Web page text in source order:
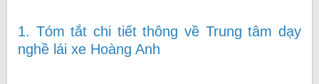
1. Tóm tắt chi tiết thông về Trung tâm dạy
nghề lái xe Hoàng Anh